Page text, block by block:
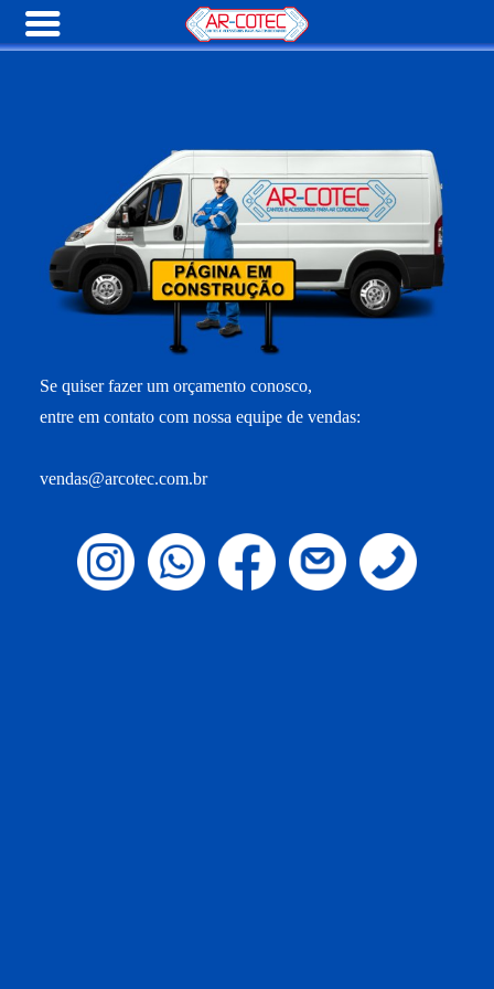
Se quiser fazer um orçamento conosco,
entre em contato com nossa equipe de vendas:
vendas@arcotec.com.br